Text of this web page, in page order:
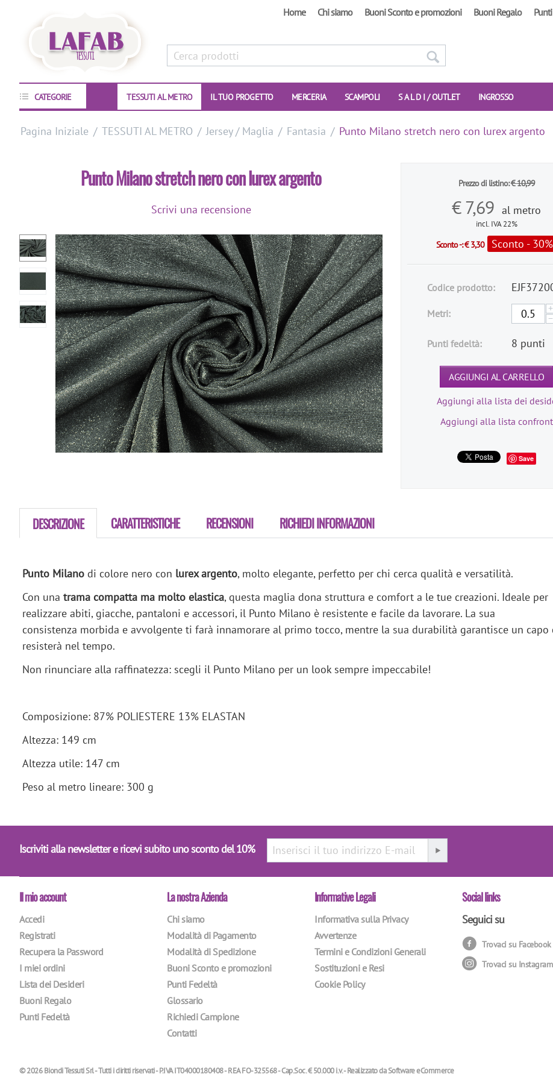
Home Chi siamo Buoni Sconto e promozioni Buoni Regalo
CATEGORIE TESSUTI AL METRO IL TUO PROGETTO MERCERIA SCAMPOLI S A L D I / OUTLET INGROSSO
Pagina Iniziale / TESSUTI AL METRO / Jersey / Maglia / Fantasia / Punto Milano stretch nero con lurex argento
Punto Milano stretch nero con lurex argento
Scrivi una recensione
Prezzo di listino:€10,99
€7,69 al metro
incl. IVA 22%
Sconto -:€3,30 Sconto - 30%
Codice prodotto:
Metri:
+
−
Punti fedeltà: 8 punti
AGGIUNGI AL CARRELLO
Aggiungi alla lista dei
Aggiungi alla lista
Save
DESCRIZIONE CARATTERISTICHE RECENSIONI RICHIEDI INFORMAZIONI
Punto Milano di colore nero con lurex argento, molto elegante, perfetto per chi cerca qualità e versatilità.
Con una trama compatta ma molto elastica, questa maglia dona struttura e comfort a le tue creazioni. Ideale per
realizzare abiti, giacche, pantaloni e accessori, il Punto Milano è resistente e facile da lavorare. La sua
consistenza morbida e avvolgente ti farà innamorare al primo tocco, mentre la sua durabilità garantisce un capo
resisterà nel tempo.
Non rinunciare alla raffinatezza: scegli il Punto Milano per un look sempre impeccabile!
Composizione: 87% POLIESTERE 13% ELASTAN
Altezza: 149 cm
Altezza utile: 147 cm
Peso al metro lineare: 300 g
Iscriviti alla newsletter e ricevi subito uno sconto del 10%
Il mio account
Accedi
Registrati
Recupera la Password
I miei ordini
Lista dei Desideri
Buoni Regalo
Punti Fedeltà
La nostra Azienda
Chi siamo
Modalità di Pagamento
Modalità di Spedizione
Buoni Sconto e promozioni
Punti Fedeltà
Glossario
Richiedi Campione
Contatti
Informative Legali
Informativa sulla Privacy
Avvertenze
Termini e Condizioni Generali
Sostituzioni e Resi
Cookie Policy
Social links
Seguici su
Trovaci su Facebook
Trovaci su Instagram
© 2026 Biondi Tessuti Srl - Tutti i diritti riservati - P.IVA IT04000180408 - REA FO-325568 - Cap.Soc. € 50.000 i.v. - Realizzato daSoftware eCommerce